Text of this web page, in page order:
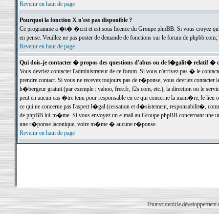
Revenir en haut de page
Pourquoi la fonction X n'est pas disponible ?
Ce programme a �t� �crit et est sous licence du Groupe phpBB. Si vous croyez
en pense. Veuillez ne pas poster de demande de fonctions sur le forum de
Revenir en haut de page
Qui dois-je contacter � propos des questions d'abus ou de l�galit� relatif �
Vous devriez contacter l'administrateur de ce forum. Si vous n'arrivez pas � le
prendre contact. Si vous ne recevez toujours pas de r�ponse, vous devriez
h�bergeur gratuit (par exemple : yahoo, free.fr, f2s.com, etc.), la direction ou le
peut en aucun cas �tre tenu pour responsable en ce qui concerne la mani�re, le
ce qui ne concerne pas l'aspect l�gal (cessation et d�sistement, responsabilit�,
de phpBB lui-m�me. Si vous envoyez un e-mail au Groupe phpBB concernant une
une r�ponse laconique, voire m�me � aucune r�ponse.
Revenir en haut de page
Pour soutenir le développement